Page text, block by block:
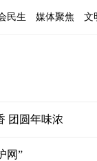
民生 媒体聚焦 文
团圆年味浓
网”